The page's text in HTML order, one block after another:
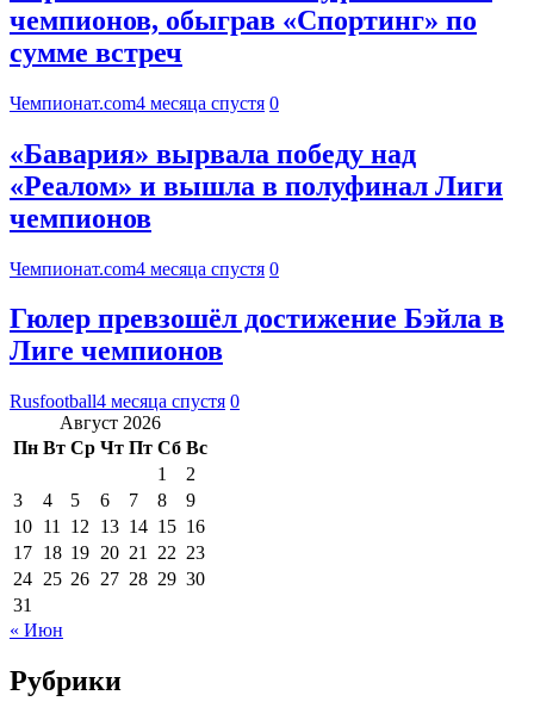
чемпионов, обыграв «Спортинг» по
сумме встреч
Чемпионат.com4 месяца спустя 0
«Бавария» вырвала победу над
«Реалом» и вышла в полуфинал Лиги
чемпионов
Чемпионат.com4 месяца спустя 0
Гюлер превзошёл достижение Бэйла в
Лиге чемпионов
Rusfootball4 месяца спустя 0
Август 2026
Пн Вт Ср Чт Пт Сб Вс
1
2
3
4 5 6 7 8
9
10 11 12 13 14 15 16
17 18 19 20 21 22 23
24 25 26 27 28 29 30
31
« Июн
Рубрики